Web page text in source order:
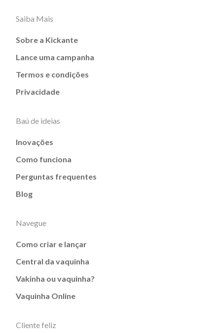
Saiba Mais
Sobre a Kickante
Lance uma campanha
Termos e condições
Privacidade
Baú de ideias
Inovações
Como funciona
Perguntas frequentes
Blog
Navegue
Como criar e lançar
Central da vaquinha
Vakinha ou vaquinha?
Vaquinha Online
Cliente feliz